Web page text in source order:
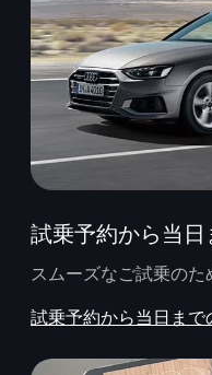
試乗予約から当
スムーズなご試乗のた
試乗予約から当日ま